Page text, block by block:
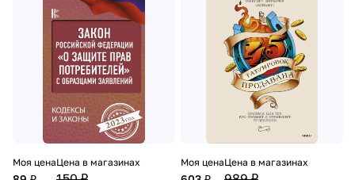
Моя ценаЦена в магазинах Моя ценаЦена в магазинах